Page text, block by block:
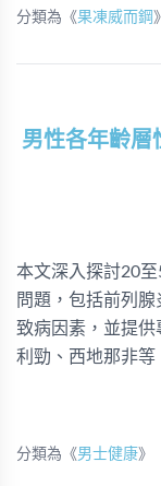
分類為《果凍威而鋼 》
男性各年齡層
本文深入探討20
問題，包括前列
致病因素，並提
利勁、西地那非等
分類為《男士健康》